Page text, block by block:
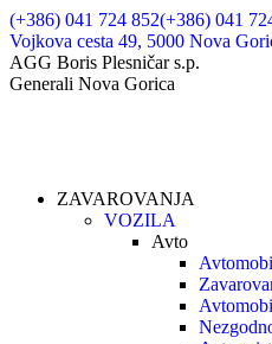
(+386) 041 724 852(+386) 041
Vojkova cesta 49, 5000 Nova
AGG Boris Plesničar s.p.
Generali Nova Gorica
ZAVAROVANJA
VOZILA
Avto